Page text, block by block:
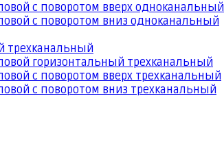
с поворотом вверх одноканальный
с поворотом вниз одноканальный
трехканальный
горизонтальный трехканальный
с поворотом вверх трехканальный
с поворотом вниз трехканальный